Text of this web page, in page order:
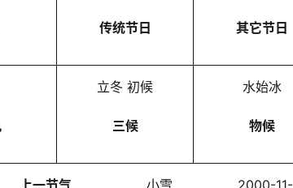
传统节日 其它节日
立冬 初候
三候
水始冰
物候
上一节气 小雪 2000-